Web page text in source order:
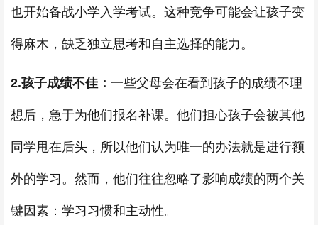
也开始备战小学入学考试。这种竞争可能会让孩子变
得麻木，缺乏独立思考和自主选择的能力。
2.孩子成绩不佳： 一些父母会在看到孩子的成绩不理
想后，急于为他们报名补课。他们担心孩子会被其他
同学甩在后头，所以他们认为唯一的办法就是进行额
外的学习。然而，他们往往忽略了影响成绩的两个关
键因素：学习习惯和主动性。